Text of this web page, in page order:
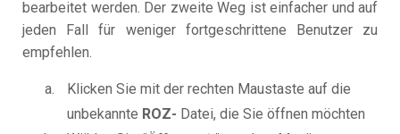
bearbeitet werden. Der zweite Weg ist einfacher und auf
jeden Fall für weniger fortgeschrittene Benutzer zu
empfehlen.
Klicken Sie mit der rechten Maustaste auf die
unbekannte ROZ- Datei, die Sie öffnen möchten